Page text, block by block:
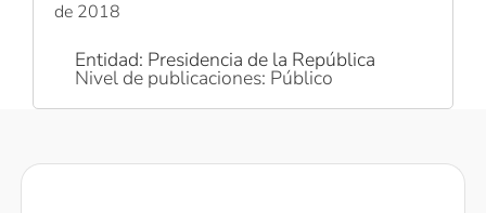
de 2018
Entidad: Presidencia de la República
Nivel de publicaciones: Público